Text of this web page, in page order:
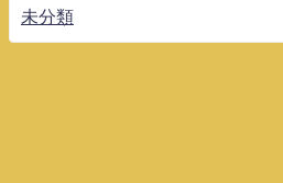
未分類